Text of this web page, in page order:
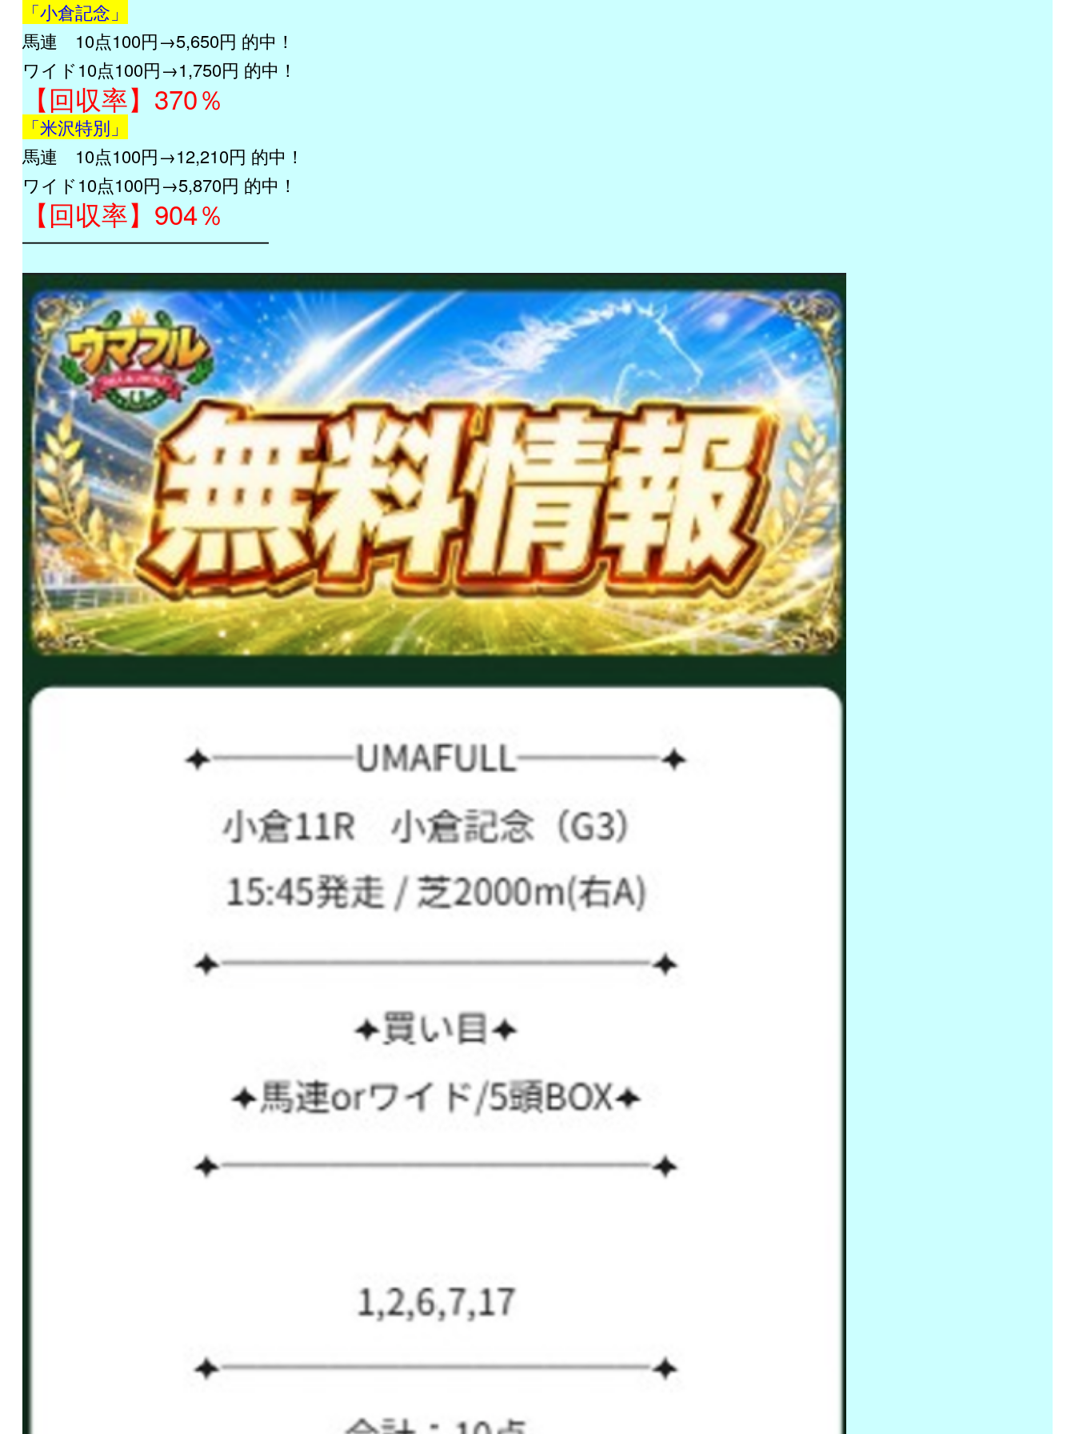
「小倉記念」
馬連 10点100円→5,650円 的中！
ワイド10点100円→1,750円 的中！
【回収率】370％
「米沢特別」
馬連 10点100円→12,210円 的中！
ワイド10点100円→5,870円 的中！
【回収率】904％
━━━━━━━━━━━━━━